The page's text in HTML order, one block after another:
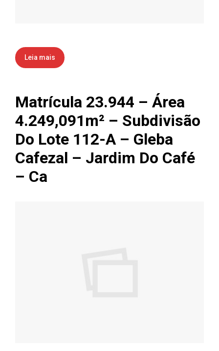
Leia mais
Matrícula 23.944 – Área
4.249,091m² – Subdivisão
Do Lote 112-A – Gleba
Cafezal – Jardim Do Café
– Ca